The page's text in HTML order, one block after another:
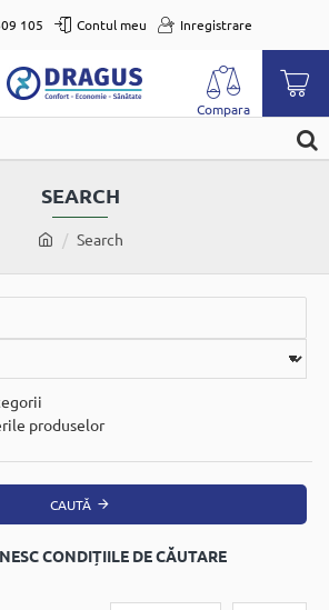
105 Contul meu Inregistrare
SEARCH
homeSearch
produselor
CAUTĂ
CONDIȚIILE DE CĂUTARE